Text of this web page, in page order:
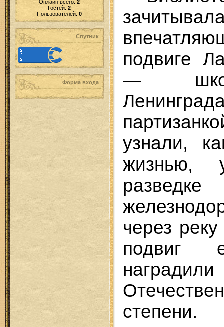
Онлайн всего: 2
Гостей: 2
Пользователей: 0
Спутник
Форма входа
подвиге
—
узнали,
жизнью,
через
подвиг
степени.